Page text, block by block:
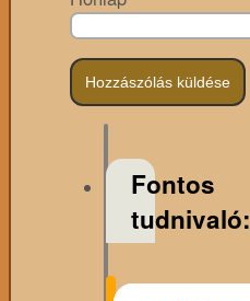
Fontos
tudnivaló: